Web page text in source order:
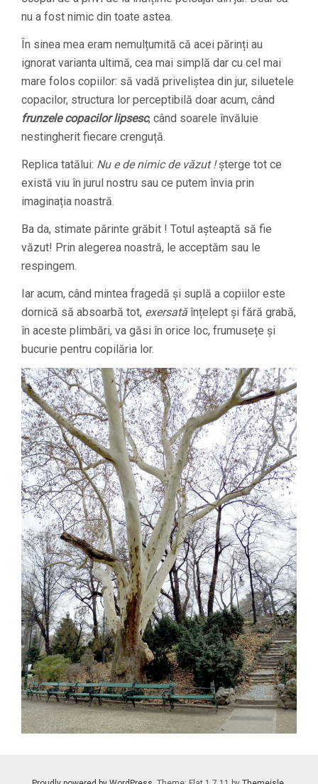
nu a fost nimic din toate astea.
În sinea mea eram nemulțumită că acei părinți au
ignorat varianta ultimă, cea mai simplă dar cu cel mai
mare folos copiilor: să vadă priveliștea din jur, siluetele
copacilor, structura lor perceptibilă doar acum, când
frunzele copacilor lipsesc, când soarele învăluie
nestingherit fiecare crenguță.
Replica tatălui: Nu e de nimic de văzut !șterge tot ce
există viu în jurul nostru sau ce putem învia prin
imaginația noastră.
Ba da, stimate părinte grăbit ! Totul așteaptă să fie
văzut! Prin alegerea noastră, le acceptăm sau le
respingem.
Iar acum, când mintea fragedă și suplă a copiilor este
dornică să absoarbă tot, exersatăînțelept și fără grabă,
în aceste plimbări, va găsi în orice loc, frumusețe și
bucurie pentru copilăria lor.